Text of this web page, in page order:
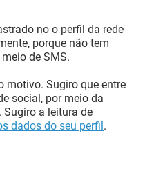
no o perfil da rede
porque não tem
de SMS.
motivo. Sugiro que entre
social, por meio da
a leitura de
dados do seu perfil.